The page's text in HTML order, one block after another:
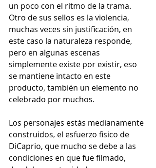
un poco con el ritmo de la trama.
Otro de sus sellos es la violencia,
muchas veces sin justificación, en
este caso la naturaleza responde,
pero en algunas escenas
simplemente existe por existir, eso
se mantiene intacto en este
producto, también un elemento no
celebrado por muchos.
Los personajes estás medianamente
construidos, el esfuerzo fisico de
DiCaprio, que mucho se debe a las
condiciones en que fue filmado,